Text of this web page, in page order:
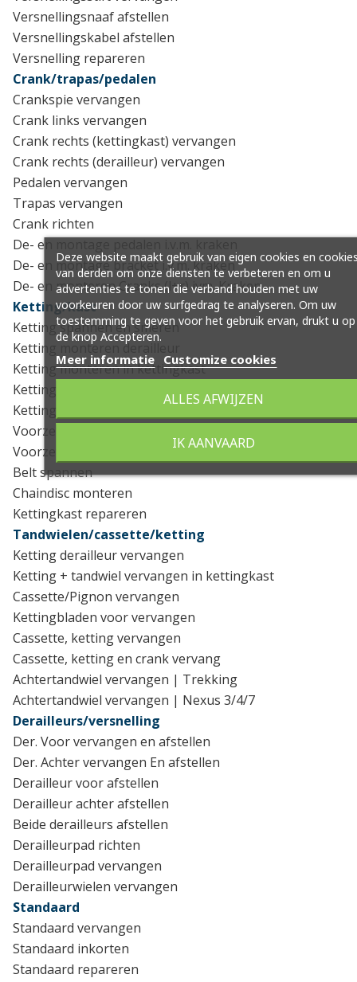
Versnellingsnaaf afstellen
Versnellingskabel afstellen
Versnelling repareren
Crank/trapas/pedalen
Crankspie vervangen
Crank links vervangen
Crank rechts (kettingkast) vervangen
Crank rechts (derailleur) vervangen
Pedalen vervangen
Trapas vervangen
Crank richten
De- en montage pedalen i.v.m. kraken
De- en montage bracket i.v.m. kraken
De- en monteren Cranks (l+r) ivm. Kraken
Ketting/kast
Ketting spannen en smeren
Ketting monteren derailleur
Ketting monteren in kettingkast
Kettingkast met frame monteren
Kettingkast zonder frame monteren
Voorzet kettingscherm monteren
Voorzetkettingscherm monteren met bracketbevestiging
Belt spannen
Chaindisc monteren
Kettingkast repareren
Tandwielen/cassette/ketting
Ketting derailleur vervangen
Ketting + tandwiel vervangen in kettingkast
Cassette/Pignon vervangen
Kettingbladen voor vervangen
Cassette, ketting vervangen
Cassette, ketting en crank vervang
Achtertandwiel vervangen | Trekking
Achtertandwiel vervangen | Nexus 3/4/7
Derailleurs/versnelling
Der. Voor vervangen en afstellen
Der. Achter vervangen En afstellen
Derailleur voor afstellen
Derailleur achter afstellen
Beide derailleurs afstellen
Derailleurpad richten
Derailleurpad vervangen
Derailleurwielen vervangen
Standaard
Standaard vervangen
Standaard inkorten
Standaard repareren
Deze website maakt gebruik van eigen cookies en
van derden om onze diensten te verbeteren en om u
advertenties te tonen die verband houden met uw
voorkeuren door uw surfgedrag te analyseren. Om uw
toestemming te geven voor het gebruik ervan, drukt u op
de knop Accepteren.
Meer informatie Customize cookies
ALLES AFWIJZEN
IK AANVAARD